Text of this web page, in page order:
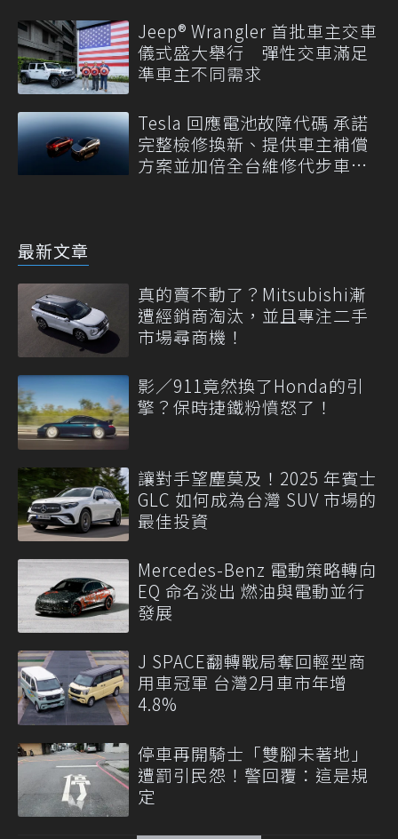
Jeep® Wrangler 首批車主交車
儀式盛大舉行 彈性交車滿足
準車主不同需求
Tesla 回應電池故障代碼 承諾
完整檢修換新、提供車主補償
方案並加倍全台維修代步車數
最新文章
真的賣不動了？Mitsubishi漸
遭經銷商淘汰，並且專注二手
市場尋商機！
影／911竟然換了Honda的引
擎？保時捷鐵粉憤怒了！
讓對手望塵莫及！2025 年賓士
GLC 如何成為台灣 SUV 市場的
最佳投資
Mercedes-Benz 電動策略轉向
EQ 命名淡出 燃油與電動並行
發展
J SPACE翻轉戰局奪回輕型商
用車冠軍 台灣2月車市年增
4.8%
停車再開騎士「雙腳未著地」
遭罰引民怨！警回覆：這是規
定